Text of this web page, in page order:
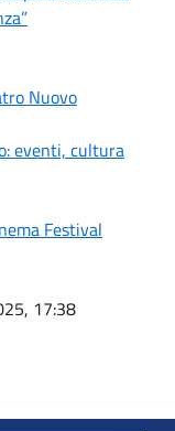
Nuovo
eventi, cultura
Festival
17:38